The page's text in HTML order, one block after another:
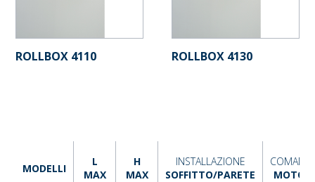
ROLLBOX 4110 ROLLBOX 4130
MODELLI
L
MAX
H
MAX
INSTALLAZIONE
SOFFITTO/PARETE